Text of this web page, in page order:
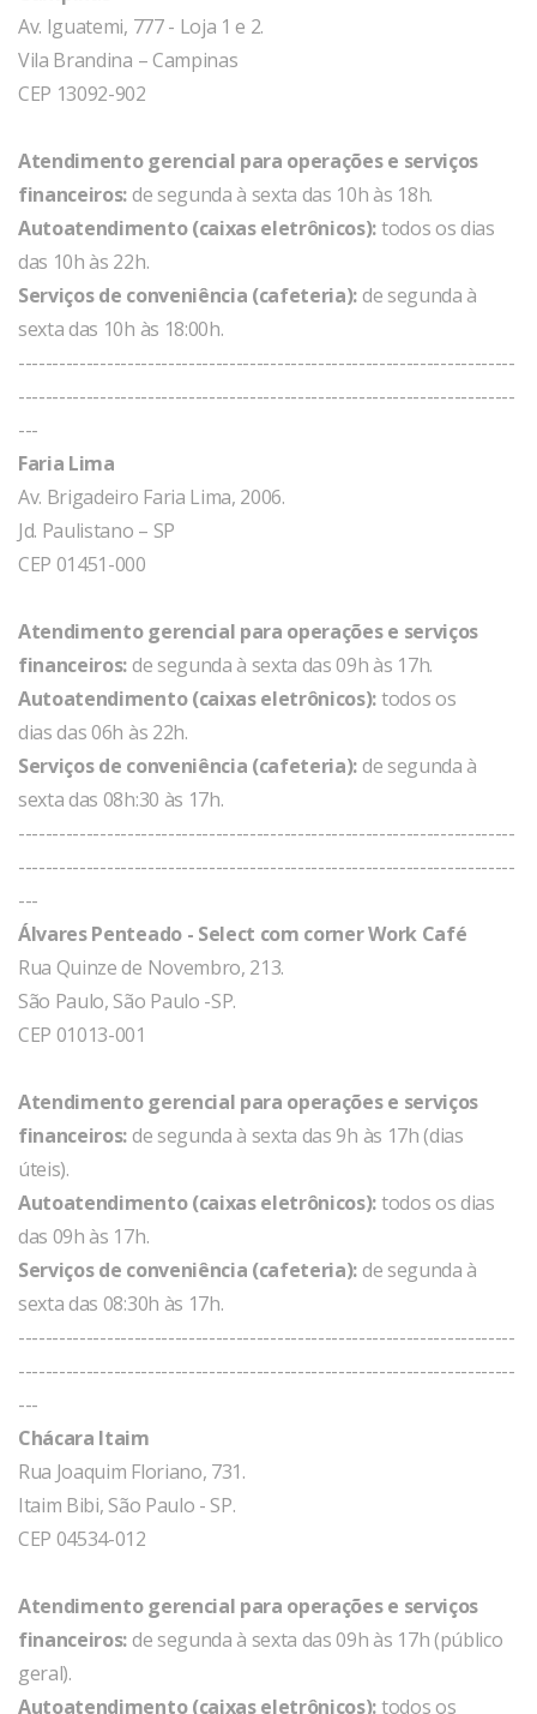
Av. Iguatemi, 777 - Loja 1 e 2.
Vila Brandina – Campinas
CEP 13092-902
Atendimento gerencial para operações e serviços
financeiros:de segunda à sexta das 10h às 18h.
Autoatendimento (caixas eletrônicos):todos os dias
das 10h às 22h.
Serviços de conveniência (cafeteria):de segunda à
sexta das 10h às 18:00h.
-------------------------------------------------------------------------
-------------------------------------------------------------------------
---
Faria Lima
Av. Brigadeiro Faria Lima, 2006.
Jd. Paulistano – SP
CEP 01451-000
Atendimento gerencial para operações e serviços
financeiros:de segunda à sexta das 09h às 17h.
Autoatendimento (caixas eletrônicos):todos os
dias das 06h às 22h.
Serviços de conveniência (cafeteria):de segunda à
sexta das 08h:30 às 17h.
-------------------------------------------------------------------------
-------------------------------------------------------------------------
---
Álvares Penteado - Select com corner Work Café
Rua Quinze de Novembro, 213.
São Paulo, São Paulo -SP.
CEP 01013-001
Atendimento gerencial para operações e serviços
financeiros:de segunda à sexta das 9h às 17h (dias
úteis).
Autoatendimento (caixas eletrônicos):todos os dias
das 09h às 17h.
Serviços de conveniência (cafeteria):de segunda à
sexta das 08:30h às 17h.
-------------------------------------------------------------------------
-------------------------------------------------------------------------
---
Chácara Itaim
Rua Joaquim Floriano, 731.
Itaim Bibi, São Paulo - SP.
CEP 04534-012
Atendimento gerencial para operações e serviços
financeiros:de segunda à sexta das 09h às 17h (público
geral).
Autoatendimento (caixas eletrônicos):todos os